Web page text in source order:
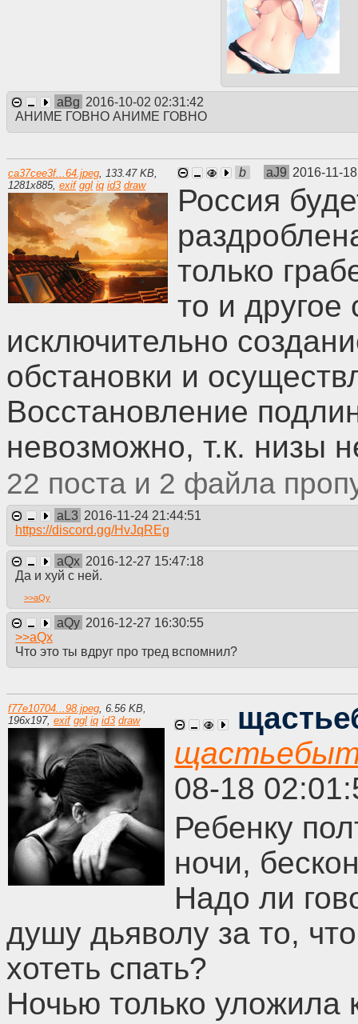
aBg 2016-10-02 02:31:42
АНИМЕ ГОВНО АНИМЕ ГОВНО
ca37cee3f...64.jpeg 133.47 KB
1281x885, exif ggl iq id3 draw
b aJ9 2016-11-
Россия
только
то и
исключительно
обстановки и
Восстановление
невозможно, т.к. низы
22 2
aL3 2016-11-24 21:44:51
https://discord.gg/HvJqREg
aQx 2016-12-27 15:47:18
Да и хуй с ней.
>>aQy
aQy 2016-12-27 16:30:55
>>aQx
Что это ты вдруг про тред вспомнил?
f77e10704...98.jpeg, 6.56 KB,
196x197, exif ggl iq id3 draw
08-18
Ребенку
ночи,
Надо ли
душу дьяволу за то,
хотеть спать?
Ночью только уложила